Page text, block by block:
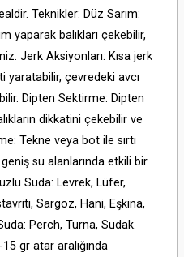
Teknikler: Düz Sarım:
yaparak balıkları çekebilir,
Jerk Aksiyonları: Kısa jerk
yaratabilir, çevredeki avcı
Dipten Sektirme: Dipten
dikkatini çekebilir ve
Tekne veya bot ile sırtı
su alanlarında etkili bir
Suda: Levrek, Lüfer,
Sargoz, Hani, Eşkina,
Perch, Turna, Sudak.
gr atar aralığında